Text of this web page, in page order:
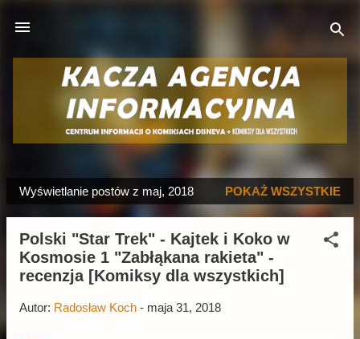
o
Wyświetlanie postów z maj, 2018 POKAŻ WSZYSTKIE
Polski "Star Trek" - Kajtek i Koko w
Kosmosie 1 "Zabłąkana rakieta" -
recenzja [Komiksy dla wszystkich]
Autor: Radosław Koch - maja 31, 2018